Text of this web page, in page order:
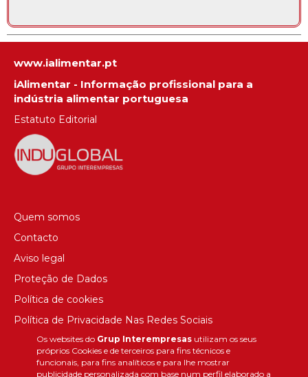
Os websites do Grup Interempresasutilizam os seus
próprios Cookies e de terceiros para fins técnicos e
funcionais, para fins analíticos e para lhe mostrar
publicidade personalizada com base num perfil elaborado a
www.ialimentar.pt
iAlimentar - Informação profissional para a
indústria alimentar portuguesa
Estatuto Editorial
Quem somos
Contacto
Aviso legal
Proteção de Dados
Política de cookies
Política de Privacidade Nas Redes Sociais
Canal de denúncias
Colaborações editoriais